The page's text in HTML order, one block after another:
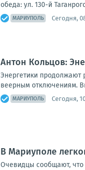
обеда: ул. 130-й
МАРИУПОЛЬ Сегодня,
Антон Кольцов:
Энергетики продолжают
веерным отключениям.
МАРИУПОЛЬ Сегодня,
В Мариуполе
Очевидцы сообщают, что